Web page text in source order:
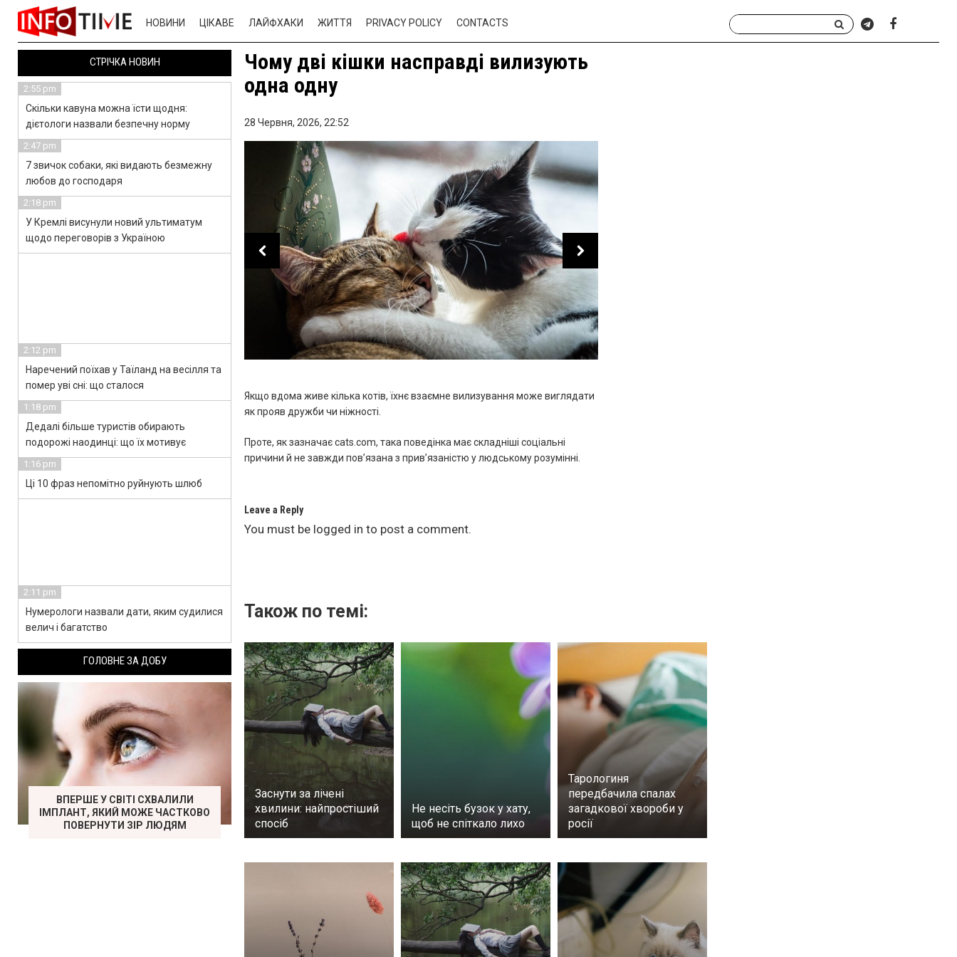
НОВИНИ ЦІКАВЕ ЛАЙФХАКИ ЖИТТЯ PRIVACY POLICY CONTACTS
Чому дві кішки насправді вилизують
одна одну
28 Червня, 2026, 22:52
Якщо вдома живе кілька котів, їхнє взаємне вилизування може виглядати
як прояв дружби чи ніжності.
Проте, як зазначає cats.com, така поведінка має складніші соціальні
причини й не завжди пов’язана з прив’язаністю у людському розумінні.
Leave a Reply
You must be logged in to post a comment.
Також по темі:
Заснути за лічені
хвилини: найпростіший
спосіб
Не несіть бузок у хату,
щоб не спіткало лихо
Тарологиня
передбачила спалах
загадкової хвороби у
росії
СТРІЧКА НОВИН
2:55 pm
Скільки кавуна можна їсти щодня:
дієтологи назвали безпечну норму
2:47 pm
7 звичок собаки, які видають безмежну
любов до господаря
2:18 pm
У Кремлі висунули новий ультиматум
щодо переговорів з Україною
2:12 pm
Наречений поїхав у Таїланд на весілля та
помер уві сні: що сталося
1:18 pm
Дедалі більше туристів обирають
подорожі наодинці: що їх мотивує
1:16 pm
Ці 10 фраз непомітно руйнують шлюб
2:11 pm
Нумерологи назвали дати, яким судилися
велич і багатство
ГОЛОВНЕ ЗА ДОБУ
ВПЕРШЕ У СВІТІ СХВАЛИЛИ
ІМПЛАНТ, ЯКИЙ МОЖЕ ЧАСТКОВО
ПОВЕРНУТИ ЗІР ЛЮДЯМ